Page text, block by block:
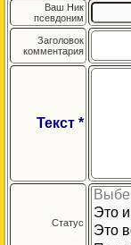
Ваш Ник
псевдоним
Заголовок
комментария
Текст *
Статус